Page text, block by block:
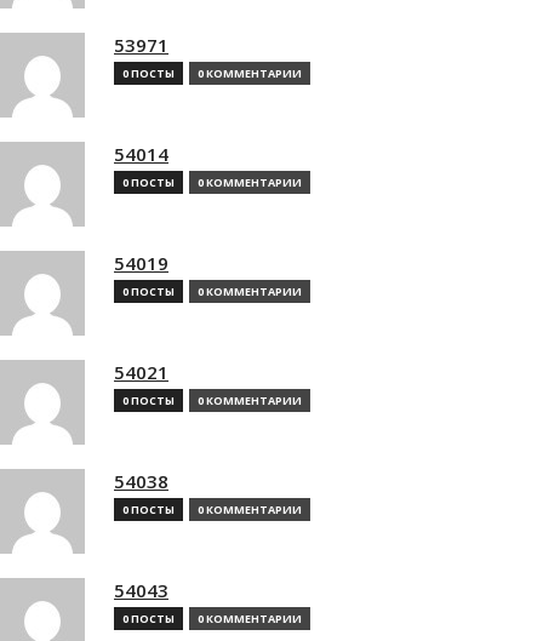
53971
0 ПОСТЫ 0 КОММЕНТАРИИ
54014
0 ПОСТЫ 0 КОММЕНТАРИИ
54019
0 ПОСТЫ 0 КОММЕНТАРИИ
54021
0 ПОСТЫ 0 КОММЕНТАРИИ
54038
0 ПОСТЫ 0 КОММЕНТАРИИ
54043
0 ПОСТЫ 0 КОММЕНТАРИИ